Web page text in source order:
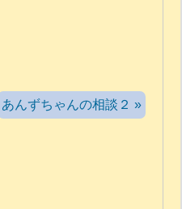
あんずちゃんの相談２ »